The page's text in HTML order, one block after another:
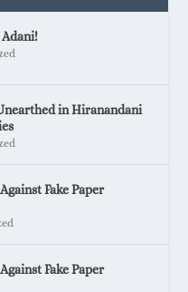
in Hiranandani
Fake Paper
Fake Paper